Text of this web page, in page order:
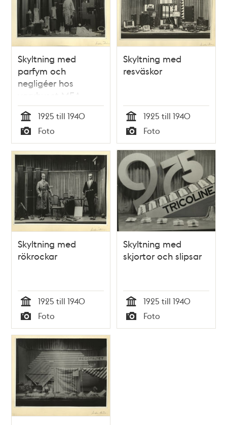
Skyltning med
parfym och
negligéer hos
varuhuset MEA
Tid
1925 till 1940
Typ
Foto
Skyltning med
resväskor
Tid
1925 till 1940
Typ
Foto
Skyltning med
rökrockar
Tid
1925 till 1940
Typ
Foto
Skyltning med
skjortor och slipsar
Tid
1925 till 1940
Typ
Foto